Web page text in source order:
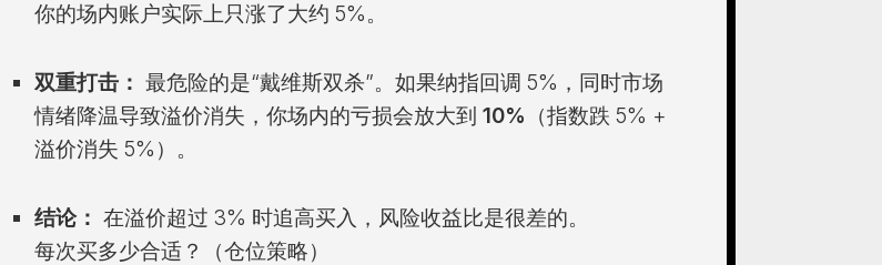
你的场内账户实际上只涨了大约 5%。
双重打击： 最危险的是“戴维斯双杀”。如果纳指回调 5%，同时市场
情绪降温导致溢价消失，你场内的亏损会放大到 10% （指数跌 5% +
溢价消失 5%）。
结论： 在溢价超过 3% 时追高买入，风险收益比是很差的。
每次买多少合适？（仓位策略）